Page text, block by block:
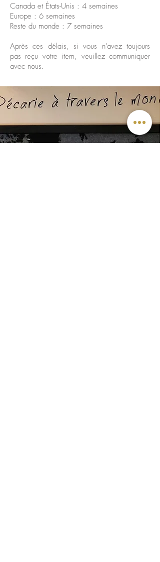
Canada et États-Unis : 4 semaines
Europe : 6 semaines
Reste du monde : 7 semaines
Après ces délais, si vous n’avez toujours
pas reçu votre item, veuillez communiquer
avec nous.